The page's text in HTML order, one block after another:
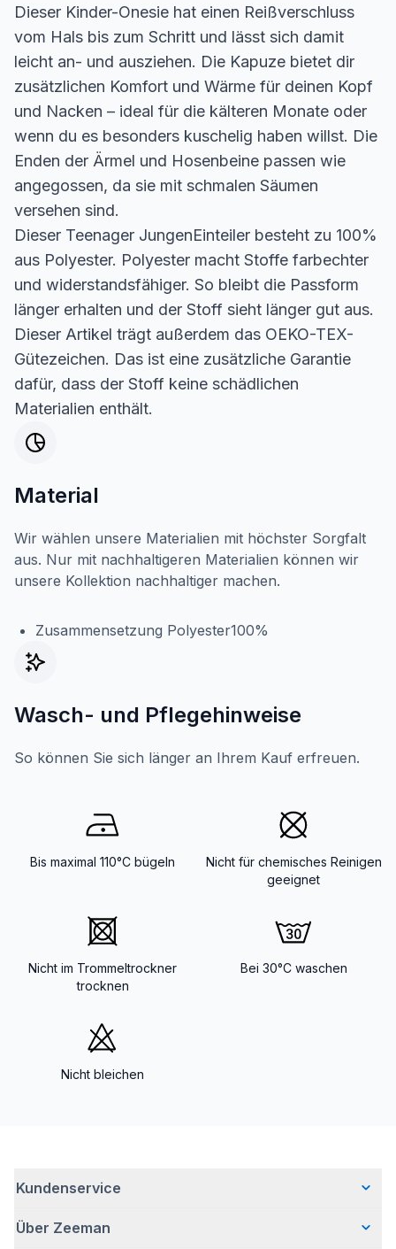
Dieser Kinder-Onesie hat einen Reißverschluss
vom Hals bis zum Schritt und lässt sich damit
leicht an- und ausziehen. Die Kapuze bietet dir
zusätzlichen Komfort und Wärme für deinen Kopf
und Nacken – ideal für die kälteren Monate oder
wenn du es besonders kuschelig haben willst. Die
Enden der Ärmel und Hosenbeine passen wie
angegossen, da sie mit schmalen Säumen
versehen sind.
Dieser Teenager JungenEinteiler besteht zu 100%
aus Polyester. Polyester macht Stoffe farbechter
und widerstandsfähiger. So bleibt die Passform
länger erhalten und der Stoff sieht länger gut aus.
Dieser Artikel trägt außerdem das OEKO-TEX-
Gütezeichen. Das ist eine zusätzliche Garantie
dafür, dass der Stoff keine schädlichen
Materialien enthält.
Material
Wir wählen unsere Materialien mit höchster Sorgfalt
aus. Nur mit nachhaltigeren Materialien können wir
unsere Kollektion nachhaltiger machen.
Zusammensetzung Polyester100%
Wasch- und Pflegehinweise
So können Sie sich länger an Ihrem Kauf erfreuen.
Bis maximal 110°C bügeln
Nicht für chemisches Reinigen
geeignet
Nicht im Trommeltrockner
trocknen
Bei 30°C waschen
Nicht bleichen
Kundenservice
Häufig gestellte Fragen
Über Zeeman